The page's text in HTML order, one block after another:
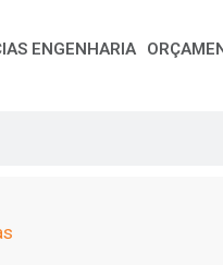
ENGENHARIA